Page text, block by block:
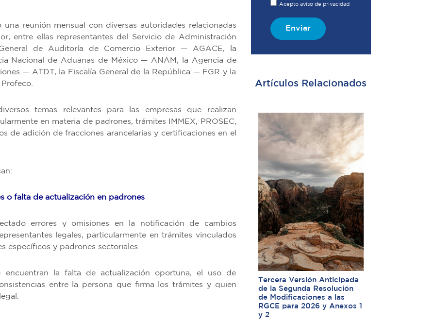
reunión mensual con diversas autoridades relacionadas
entre ellas representantes del Servicio de Administración
de Auditoría de Comercio Exterior — AGACE, la
Nacional de Aduanas de México — ANAM, la Agencia de
— ATDT, la Fiscalía General de la República — FGR y la
temas relevantes para las empresas que realizan
en materia de padrones, trámites IMMEX, PROSEC,
de adición de fracciones arancelarias y certificaciones en el
o falta de actualización en padrones
errores y omisiones en la notificación de cambios
legales, particularmente en trámites vinculados
específicos y padrones sectoriales.
encuentran la falta de actualización oportuna, el uso de
entre la persona que firma los trámites y quien
Acepto aviso de privacidad
Enviar
Artículos Relacionados
Tercera Versión Anticipada
de la Segunda Resolución
de Modificaciones a las
RGCE para 2026 y Anexos 1
y 2